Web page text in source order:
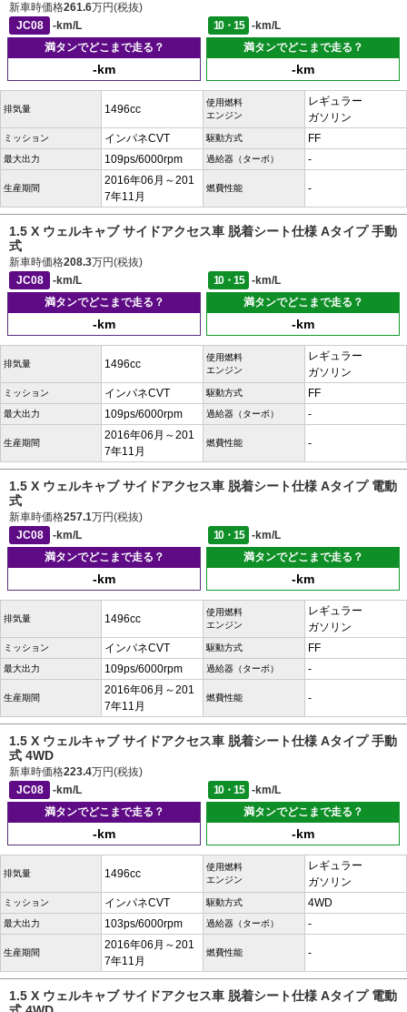
新車時価格261.6万円(税抜)
JC08
-km/L 10・15
-km/L
満タンでどこまで走る？
-km
満タンでどこまで走る？
-km
排気量 1496cc
使用燃料
エンジン
レギュラー
ガソリン
ミッション インパネCVT 駆動方式 FF
最大出力 109ps/6000rpm 過給器（ターボ） -
生産期間
2016年06月～201
7年11月
燃費性能 -
1.5 X ウェルキャブ サイドアクセス車 脱着シート仕様 Aタイプ 手動
式
新車時価格208.3万円(税抜)
JC08
-km/L 10・15
-km/L
満タンでどこまで走る？
-km
満タンでどこまで走る？
-km
排気量 1496cc
使用燃料
エンジン
レギュラー
ガソリン
ミッション インパネCVT 駆動方式 FF
最大出力 109ps/6000rpm 過給器（ターボ） -
生産期間
2016年06月～201
7年11月
燃費性能 -
1.5 X ウェルキャブ サイドアクセス車 脱着シート仕様 Aタイプ 電動
式
新車時価格257.1万円(税抜)
JC08
-km/L 10・15
-km/L
満タンでどこまで走る？
-km
満タンでどこまで走る？
-km
排気量 1496cc
使用燃料
エンジン
レギュラー
ガソリン
ミッション インパネCVT 駆動方式 FF
最大出力 109ps/6000rpm 過給器（ターボ） -
生産期間
2016年06月～201
7年11月
燃費性能 -
1.5 X ウェルキャブ サイドアクセス車 脱着シート仕様 Aタイプ 手動
式 4WD
新車時価格223.4万円(税抜)
JC08
-km/L 10・15
-km/L
満タンでどこまで走る？
-km
満タンでどこまで走る？
-km
排気量 1496cc
使用燃料
エンジン
レギュラー
ガソリン
ミッション インパネCVT 駆動方式 4WD
最大出力 103ps/6000rpm 過給器（ターボ） -
生産期間
2016年06月～201
7年11月
燃費性能 -
1.5 X ウェルキャブ サイドアクセス車 脱着シート仕様 Aタイプ 電動